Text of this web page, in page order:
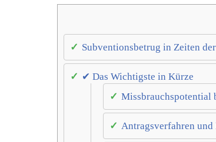
Subventionsbetrug in Zeiten
✔ Das Wichtigste in Kürze
Missbrauchspotential
Antragsverfahren und